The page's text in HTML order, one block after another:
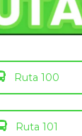
Ruta 100
Ruta 101